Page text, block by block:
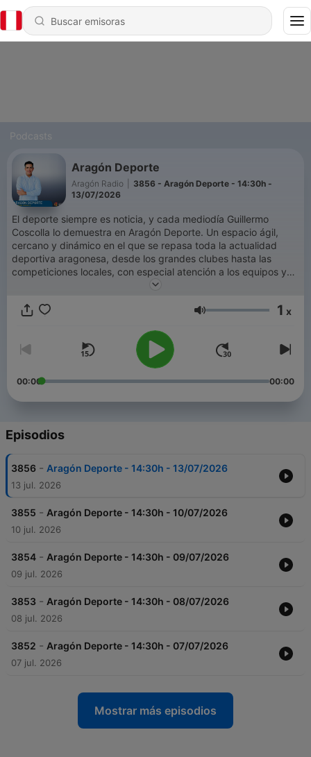
Podcasts
Aragón Deporte
Aragón Radio
3856 - Aragón Deporte - 14:30h -
13/07/2026
El deporte siempre es noticia, y cada mediodía Guillermo
Coscolla lo demuestra en Aragón Deporte. Un espacio ágil,
cercano y dinámico en el que se repasa toda la actualidad
deportiva aragonesa, desde los grandes clubes hasta las
competiciones locales, con especial atención a los equipos y
deportistas que mantienen viva la pasión en nuestra
Aragón Deporte acerca a los oyentes las claves de la jornada y
estar informados de todo lo que ocurre en el deporte aragonés
y más allá.
Volumen 1 x
00:00 00:00
Episodios
3856 - Aragón Deporte - 14:30h - 13/07/2026
13 jul. 2026
3855 - Aragón Deporte - 14:30h - 10/07/2026
10 jul. 2026
3854 - Aragón Deporte - 14:30h - 09/07/2026
09 jul. 2026
3853 - Aragón Deporte - 14:30h - 08/07/2026
08 jul. 2026
3852 - Aragón Deporte - 14:30h - 07/07/2026
07 jul. 2026
Mostrar más episodios